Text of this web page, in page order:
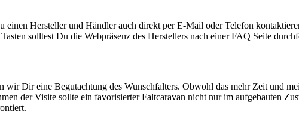
einen Hersteller und Händler auch direkt per E-Mail oder Telefon
solltest Du die Webpräsenz des Herstellers nach einer FAQ Seite
wir Dir eine Begutachtung des Wunschfalters. Obwohl das mehr Zeit und
der Visite sollte ein favorisierter Faltcaravan nicht nur im aufgebauten